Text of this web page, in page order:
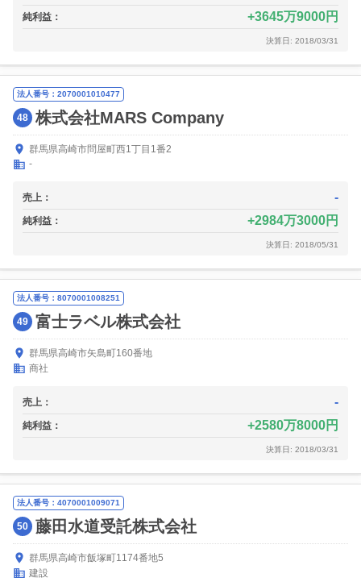
純利益： 3645万9000円
決算日: 2018/03/31
法人番号：2070001010477
48 株式会社MARS Company
群馬県高崎市問屋町西1丁目1番2
-
売上： -
純利益： 2984万3000円
決算日: 2018/05/31
法人番号：8070001008251
49 富士ラベル株式会社
群馬県高崎市矢島町160番地
商社
売上： -
純利益： 2580万8000円
決算日: 2018/03/31
法人番号：4070001009071
50 藤田水道受託株式会社
群馬県高崎市飯塚町1174番地5
建設